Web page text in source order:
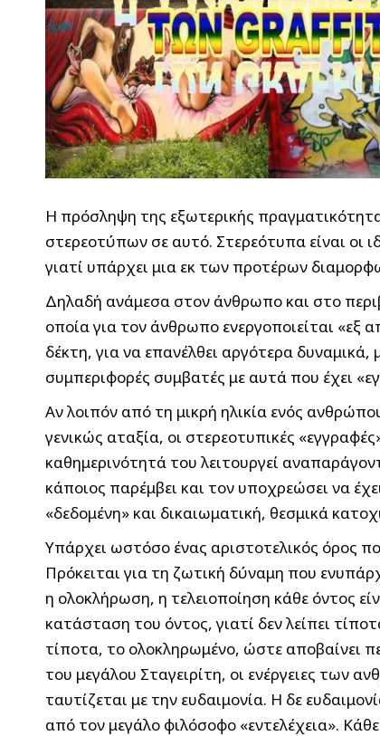
Η πρόσληψη της εξωτερικής
στερεοτύπων σε αυτό. Στερεότυπα είναι οι
γιατί υπάρχει μια εκ των προτέρων
Δηλαδή ανάμεσα στον άνθρωπο και στο
οποία για τον άνθρωπο ενεργοποιείται
δέκτη, για να επανέλθει αργότερα
συμπεριφορές συμβατές με αυτά που έχει
Αν λοιπόν από τη μικρή ηλικία ενός
γενικώς αταξία, οι στερεοτυπικές
καθημερινότητά του λειτουργεί
κάποιος παρέμβει και τον υποχρεώσει να
«δεδομένη» και δικαιωματική, θεσμικά
Υπάρχει ωστόσο ένας αριστοτελικός όρος
Πρόκειται για τη ζωτική δύναμη που
η ολοκλήρωση, η τελειοποίηση κάθε όντος
κατάσταση του όντος, γιατί δεν λείπει
τίποτα, το ολοκληρωμένο, ώστε αποβαίνει
του μεγάλου Σταγειρίτη, οι ενέργειες των
ταυτίζεται με την ευδαιμονία. Η δε
από τον μεγάλο φιλόσοφο «εντελέχεια».